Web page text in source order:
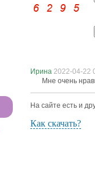
Ирина 2022-04-22
Мне очень
На сайте есть и
Как скачать?